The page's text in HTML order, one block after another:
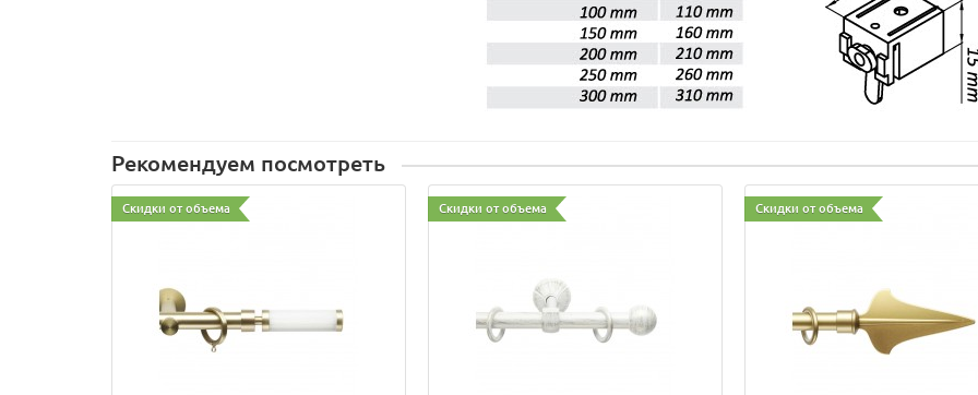
Рекомендуем посмотреть
Скидки от объема Скидки от объема Скидки от объема